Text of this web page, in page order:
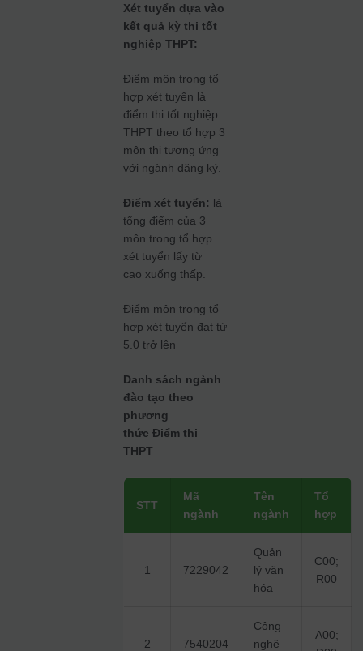
Xét tuyển dựa vào
kết quả kỳ thi tốt
nghiệp THPT:
Điểm môn trong tổ
hợp xét tuyển là
điểm thi tốt nghiệp
THPT theo tổ hợp 3
môn thi tương ứng
với ngành đăng ký.
Điểm xét tuyển: là
tổng điểm của 3
môn trong tổ hợp
xét tuyển lấy từ
cao xuống thấp.
Điểm môn trong tổ
hợp xét tuyển đạt từ
5.0 trở lên
Danh sách ngành
đào tạo theo
phương
thức Điểm thi
THPT
STT
Mã
ngành
Tên
ngành
Tổ
hợp
1 7229042
Quản
lý văn
hóa
C00;
R00
2 7540204
Công
nghệ
A00;